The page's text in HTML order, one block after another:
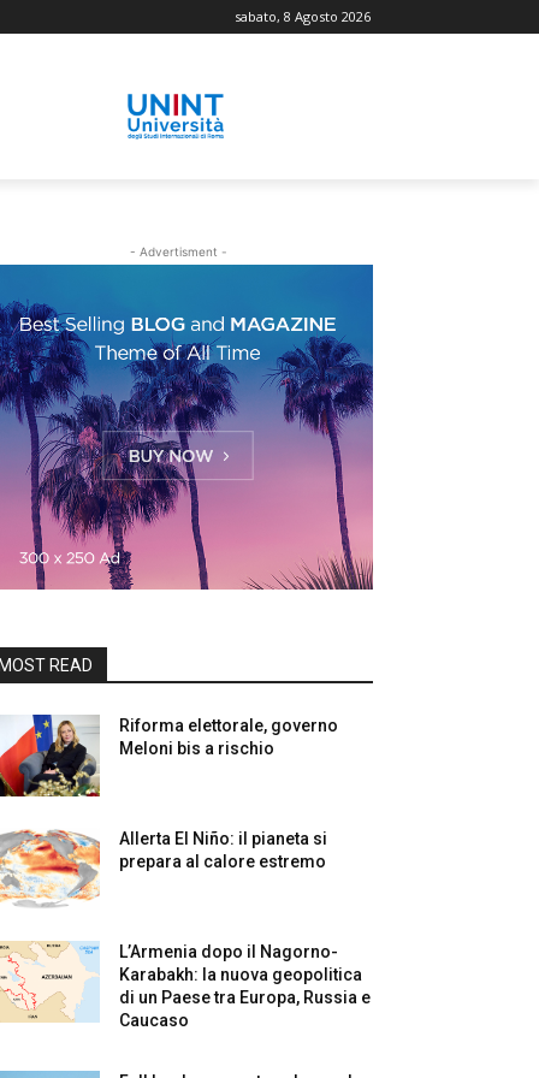
sabato, 8 Agosto 2026
- Advertisment -
READ
Riforma elettorale, governo
Meloni bis a rischio
Allerta El Niño: il pianeta si
prepara al calore estremo
L’Armenia dopo il Nagorno-
Karabakh: la nuova geopolitica
di un Paese tra Europa, Russia e
Caucaso